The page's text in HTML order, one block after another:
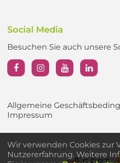
Social Media
Besuchen Sie auch unsere
Allgemeine
Impressum
Wir verwenden Cookies zur
Nutzererfahrung. Weitere